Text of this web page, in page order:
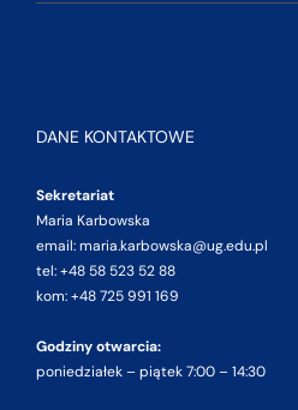
DANE KONTAKTOWE
Sekretariat
Maria Karbowska
email: maria.karbowska@ug.edu.pl
tel: +48 58 523 52 88
kom: +48 725 991 169
Godziny otwarcia:
poniedziałek – piątek 7:00 – 14:30